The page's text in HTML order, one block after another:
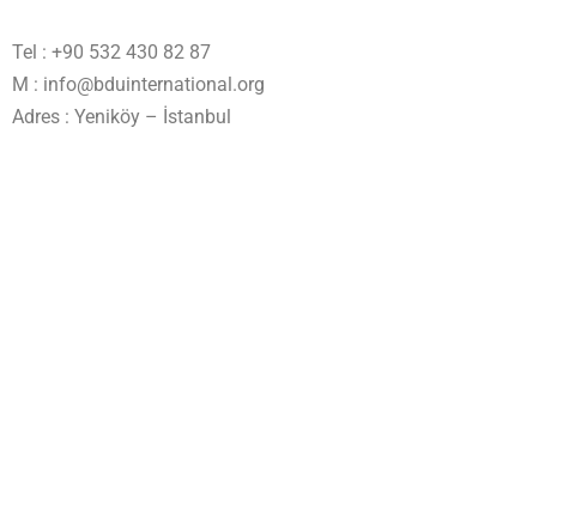
Tel : +90 532 430 82 87
M : info@bduinternational.org
Adres : Yeniköy – İstanbul